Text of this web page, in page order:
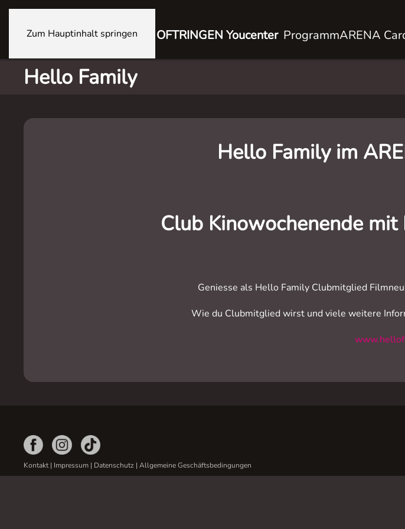
Zum Hauptinhalt springen OFTRINGEN Youcenter ProgrammARENA
Hello Family
Hello Family im
Club Kinowochenende
Geniesse als Hello Family Clubmitglied
Wie du Clubmitglied wirst und viele weitere
Kontakt| Impressum | Datenschutz | Allgemeine Geschäftsbedingungen